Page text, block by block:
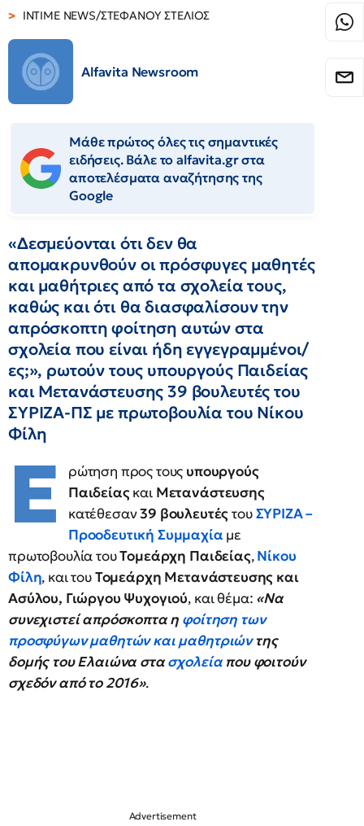
INTIME NEWS/ΣΤΕΦΑΝΟΥ ΣΤΕΛΙΟΣ
Alfavita Newsroom
Μάθε πρώτος όλες τις σημαντικές
ειδήσεις. Βάλε το alfavita.gr στα
αποτελέσματα αναζήτησης της
Google
«Δεσμεύονται ότι δεν θα
απομακρυνθούν οι πρόσφυγες μαθητές
και μαθήτριες από τα σχολεία τους,
καθώς και ότι θα διασφαλίσουν την
απρόσκοπτη φοίτηση αυτών στα
σχολεία που είναι ήδη εγγεγραμμένοι/
ες;», ρωτούν τους υπουργούς Παιδείας
και Μετανάστευσης 39 βουλευτές του
ΣΥΡΙΖΑ-ΠΣ με πρωτοβουλία του Νίκου
Φίλη
Ε ρώτηση προς τους υπουργούς
Παιδείαςκαι Μετανάστευσης
κατέθεσαν39 βουλευτέςτουΣΥΡΙΖΑ –
Προοδευτική Συμμαχία με
πρωτοβουλία τουΤομεάρχη Παιδείας,Νίκου
Φίλη, και τουΤομεάρχη Μετανάστευσης και
Ασύλου, Γιώργου Ψυχογιού, και θέμα: «Να
συνεχιστεί απρόσκοπτα η φοίτηση των
προσφύγων μαθητών και μαθητριώντης
δομής του Ελαιώνα στασχολείαπου φοιτούν
σχεδόν από το 2016».